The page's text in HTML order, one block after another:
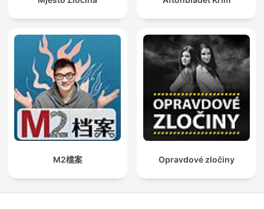
M2檔案 Opravdové zločiny